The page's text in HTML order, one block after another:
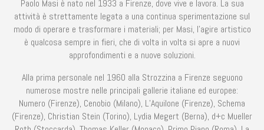
Paolo Masi è nato nel 1933 a Firenze, dove vive e lavora. La sua
attività è strettamente legata a una continua sperimentazione sul
modo di operare e trasformare i materiali; per Masi, l’agire artistico
è qualcosa sempre in fieri, che di volta in volta si apre a nuovi
approfondimenti e a nuove soluzioni.
Alla prima personale nel 1960 alla Strozzina a Firenze seguono
numerose mostre nelle principali gallerie italiane ed europee:
Numero (Firenze), Cenobio (Milano), L’Aquilone (Firenze), Schema
(Firenze), Christian Stein (Torino), Lydia Megert (Berna), d+c Mueller